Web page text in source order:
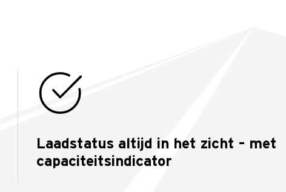
Laadstatus altijd in het zicht – met
capaciteitsindicator